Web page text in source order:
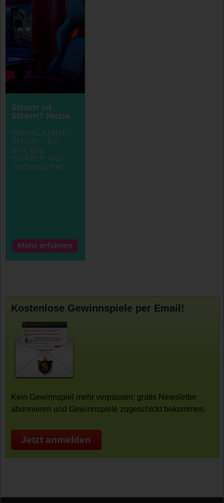
Kostenlose Gewinnspiele per Email!
Kein Gewinnspiel mehr verpassen: gratis Newsletter
abonnieren und Gewinnspiele zugeschickt bekommen.
Jetzt anmelden